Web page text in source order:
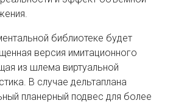
библиотеке будет
версия имитационного
из шлема виртуальной
В случае дельтаплана
планерный подвес для более